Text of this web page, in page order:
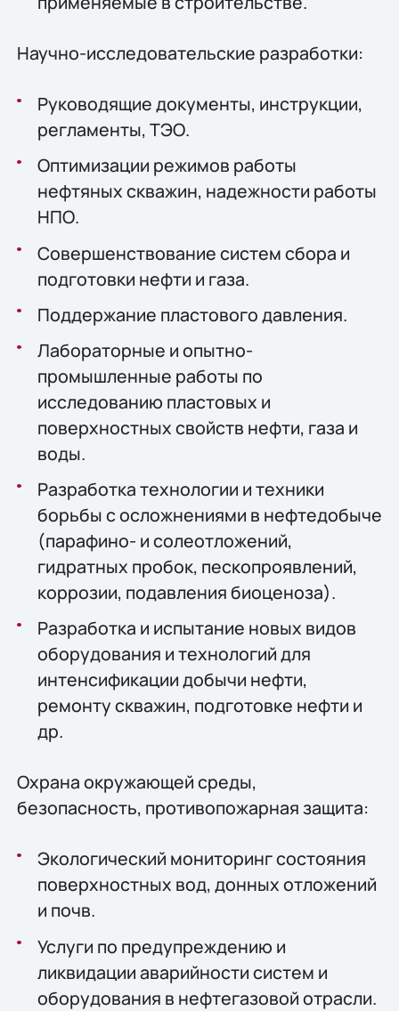
Научно-исследовательские разработки:
Руководящие документы, инструкции,
регламенты, ТЭО.
Оптимизации режимов работы
нефтяных скважин, надежности работы
НПО.
Совершенствование систем сбора и
подготовки нефти и газа.
Поддержание пластового давления.
Лабораторные и опытно-
промышленные работы по
исследованию пластовых и
поверхностных свойств нефти, газа и
воды.
Разработка технологии и техники
борьбы с осложнениями в нефтедобыче
(парафино- и солеотложений,
гидратных пробок, пескопроявлений,
коррозии, подавления биоценоза).
Разработка и испытание новых видов
оборудования и технологий для
интенсификации добычи нефти,
ремонту скважин, подготовке нефти и
др.
Охрана окружающей среды,
безопасность, противопожарная защита:
Экологический мониторинг состояния
поверхностных вод, донных отложений
и почв.
Услуги по предупреждению и
ликвидации аварийности систем и
оборудования в нефтегазовой отрасли.